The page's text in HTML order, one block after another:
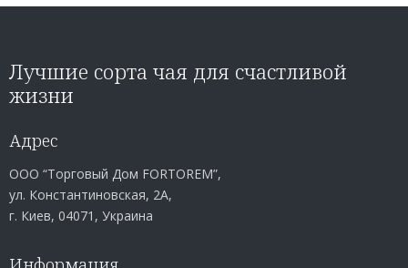
Лучшие сорта чая для счастливой
жизни
Адрес
ООО “Торговый Дом FORTOREM”,
ул. Константиновская, 2А,
г. Киев, 04071, Украина